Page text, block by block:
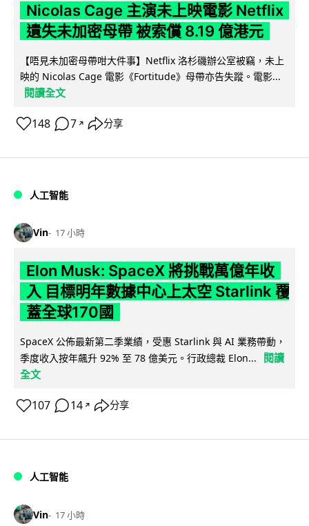
Nicolas Cage 主演未上映電影 Netflix
遺失未加密母帶 被索償 8.19 億港元
【唔見未加密母帶咁大件事】Netflix 洛杉磯辦公室被竊，未上
映的 Nicolas Cage 電影《Fortitude》母帶亦告失蹤。電影...
閱讀全文
148 7 ↗ 分享
人工智能
Vin 17 小時
Elon Musk: SpaceX 將挑戰萬億年收
入 目標明年數據中心上太空 Starlink 覆
蓋全球170國
SpaceX 公佈最新第二季業績，受惠 Starlink 與 AI 業務帶動，
季度收入按年飆升 92% 至 78 億美元。行政總裁 Elon...
閱讀
全文
107 14 ↗ 分享
人工智能
Vin 17 小時